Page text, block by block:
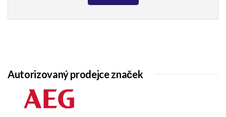
Autorizovaný prodejce značek